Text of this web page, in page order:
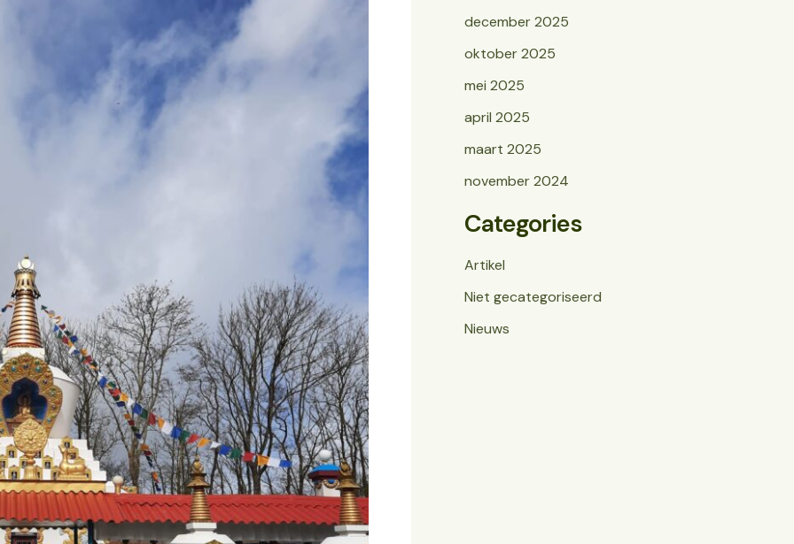
december 2025
oktober 2025
mei 2025
april 2025
maart 2025
november 2024
Categories
Artikel
Niet gecategoriseerd
Nieuws